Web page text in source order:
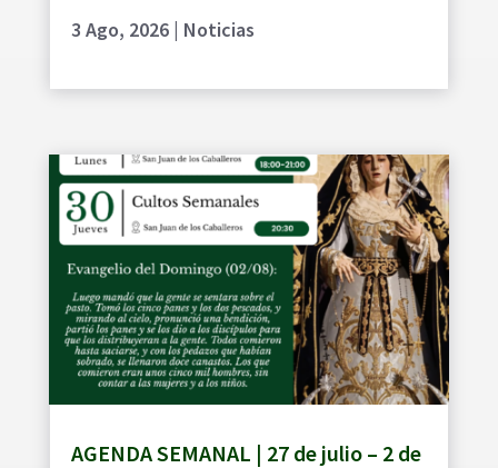
3 Ago, 2026| Noticias
AGENDA SEMANAL | 27 de julio – 2 de